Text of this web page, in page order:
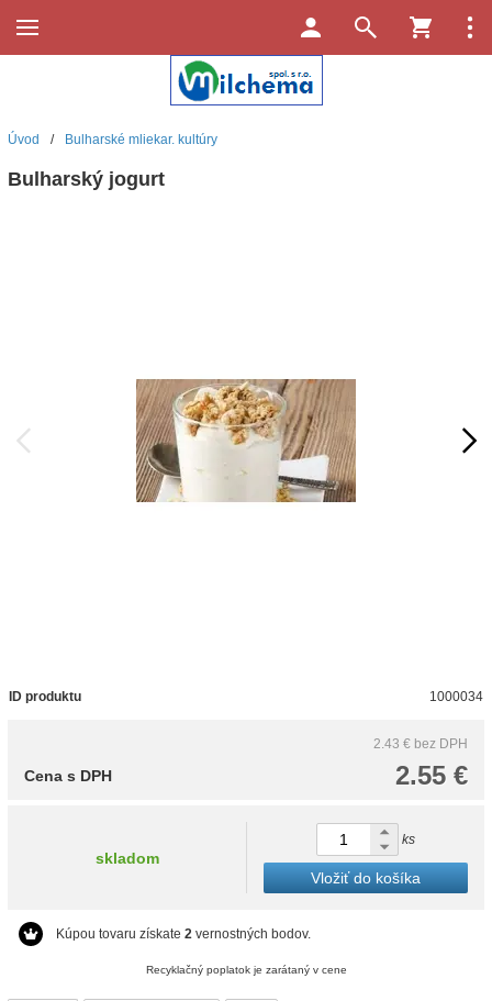
Úvod / Bulharské mliekar. kultúry
Bulharský jogurt
ID produktu 1000034
2.43 € bez DPH
2.55 €
Cena s DPH
skladom
ks
Vložiť do košíka
Kúpou tovaru získate 2 vernostných bodov.
Recyklačný poplatok je zarátaný v cene